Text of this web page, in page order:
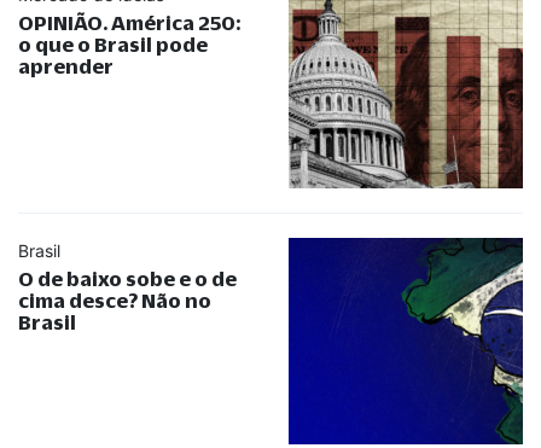
OPINIÃO. América 250:
o que o Brasil pode
aprender
Brasil
O de baixo sobe e o de
cima desce? Não no
Brasil